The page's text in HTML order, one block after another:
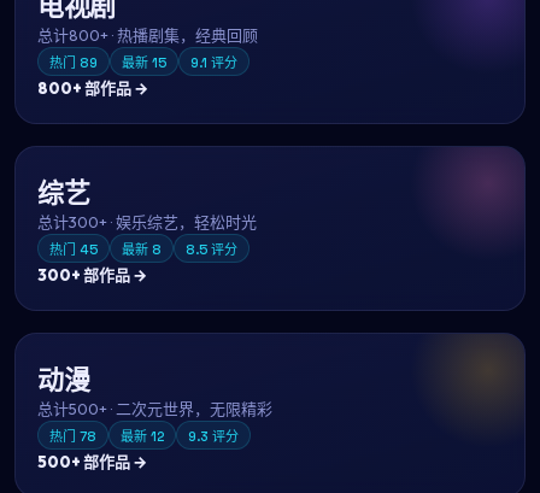
总计800+·热播剧集，经典回顾
热门 89 最新 15 9.1 评分
800+部作品 →
综艺
总计300+·娱乐综艺，轻松时光
热门 45 最新 8 8.5 评分
300+部作品 →
动漫
总计500+· 二次元世界，无限精彩
热门 78 最新 12 9.3 评分
500+部作品 →